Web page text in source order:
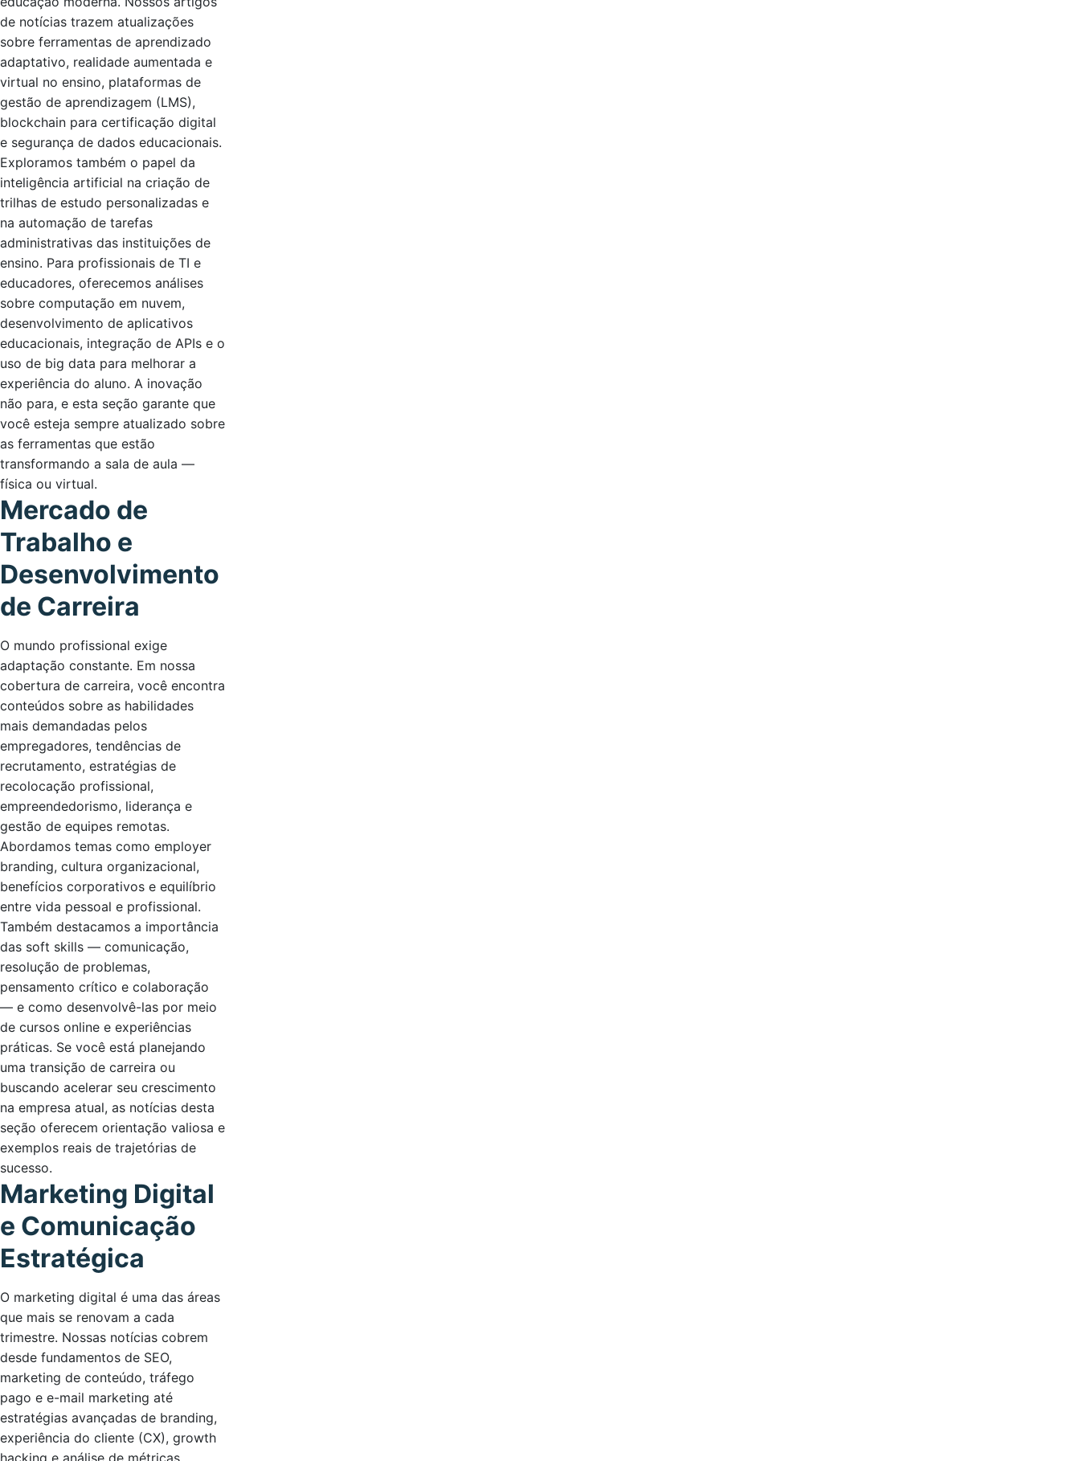
de notícias trazem atualizações
sobre ferramentas de aprendizado
adaptativo, realidade aumentada e
virtual no ensino, plataformas de
gestão de aprendizagem (LMS),
blockchain para certificação digital
e segurança de dados educacionais.
Exploramos também o papel da
inteligência artificial na criação de
trilhas de estudo personalizadas e
na automação de tarefas
administrativas das instituições de
ensino. Para profissionais de TI e
educadores, oferecemos análises
sobre computação em nuvem,
desenvolvimento de aplicativos
educacionais, integração de APIs e o
uso de big data para melhorar a
experiência do aluno. A inovação
não para, e esta seção garante que
você esteja sempre atualizado sobre
as ferramentas que estão
transformando a sala de aula —
física ou virtual.
Mercado de
Trabalho e
Desenvolvimento
de Carreira
O mundo profissional exige
adaptação constante. Em nossa
cobertura de carreira, você encontra
conteúdos sobre as habilidades
mais demandadas pelos
empregadores, tendências de
recrutamento, estratégias de
recolocação profissional,
empreendedorismo, liderança e
gestão de equipes remotas.
Abordamos temas como employer
branding, cultura organizacional,
benefícios corporativos e equilíbrio
entre vida pessoal e profissional.
Também destacamos a importância
das soft skills — comunicação,
resolução de problemas,
pensamento crítico e colaboração
— e como desenvolvê-las por meio
de cursos online e experiências
práticas. Se você está planejando
uma transição de carreira ou
buscando acelerar seu crescimento
na empresa atual, as notícias desta
seção oferecem orientação valiosa e
exemplos reais de trajetórias de
sucesso.
Marketing Digital
e Comunicação
Estratégica
O marketing digital é uma das áreas
que mais se renovam a cada
trimestre. Nossas notícias cobrem
desde fundamentos de SEO,
marketing de conteúdo, tráfego
pago e e-mail marketing até
estratégias avançadas de branding,
experiência do cliente (CX), growth
hacking e análise de métricas.